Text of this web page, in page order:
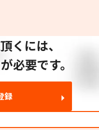
くには、
必要です。
録